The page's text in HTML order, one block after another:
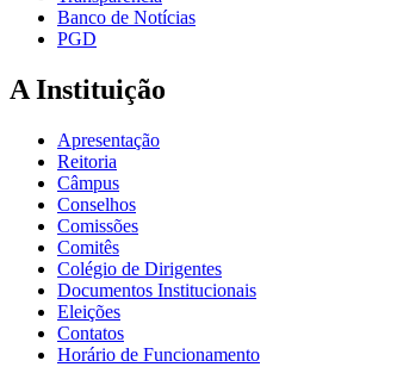
Banco de Notícias
PGD
A Instituição
Apresentação
Reitoria
Câmpus
Conselhos
Comissões
Comitês
Colégio de Dirigentes
Documentos Institucionais
Eleições
Contatos
Horário de Funcionamento